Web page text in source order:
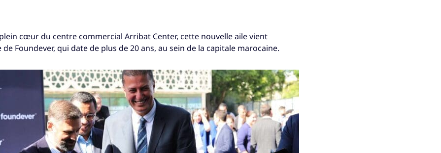
cœur du centre commercial Arribat Center, cette nouvelle aile vient
Foundever, qui date de plus de 20 ans, au sein de la capitale marocaine.